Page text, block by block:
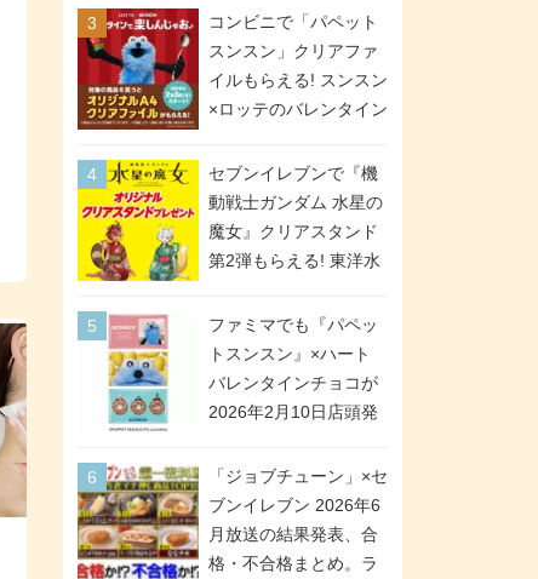
メリカンドッグが税抜
シュガー＆バターをレ
ンジアップで手軽に楽
しめる冷凍食品。2個入
り
コンビニで「パペット
スンスン」クリアファ
イルもらえる! スンスン
×ロッテのバレンタイン
スタート。セブン、フ
ァミマ、ローソンの3社
で異なるデザイン＆対
象商品
セブンイレブンで『機
動戦士ガンダム 水星の
魔女』クリアスタンド
第2弾もらえる! 東洋水
ペーンが2026年5月26
日スタート。浴衣＆た
ぬき・キツネ姿のスレ
ッタ / ミオリネ / グエ
号・5号) / シャディク
が全6種のクリアスタン
ドになって登場!
ファミマでも『パペッ
トスンスン』×ハート
バレンタインチョコが
2026年2月10日店頭発
チョコ」「チョコ缶」
「ツインギフト」が登
場
「ジョブチューン」×セ
ブンイレブン 2026年6
月放送の結果発表、合
格・不合格まとめ。ラ